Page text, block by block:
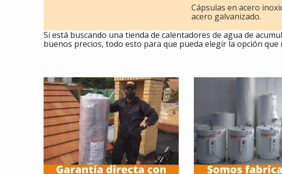
Cápsulas en acero
acero galvanizado.
Si está buscando una tienda de calentadores de agua de
buenos precios, todo esto para que pueda elegir la opción que